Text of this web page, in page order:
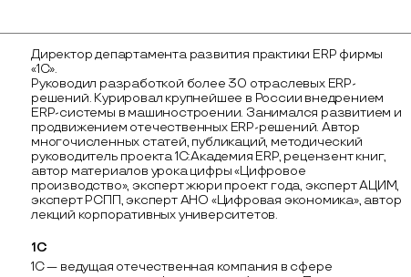
Директор департамента развития практики ERP фирмы
«1С».
Руководил разработкой более 30 отраслевых ERP-
решений. Курировал крупнейшее в России внедрением
ERP-системы в машиностроении. Занимался развитием и
продвижением отечественных ERP-решений. Автор
многочисленных статей, публикаций, методический
руководитель проекта 1С:Академия ERP, рецензент книг,
автор материалов урока цифры «Цифровое
производство», эксперт жюри проект года, эксперт АЦИМ,
эксперт РСПП, эксперт АНО «Цифровая экономика», автор
лекций корпоративных университетов.
1С
1С — ведущая отечественная компания в сфере